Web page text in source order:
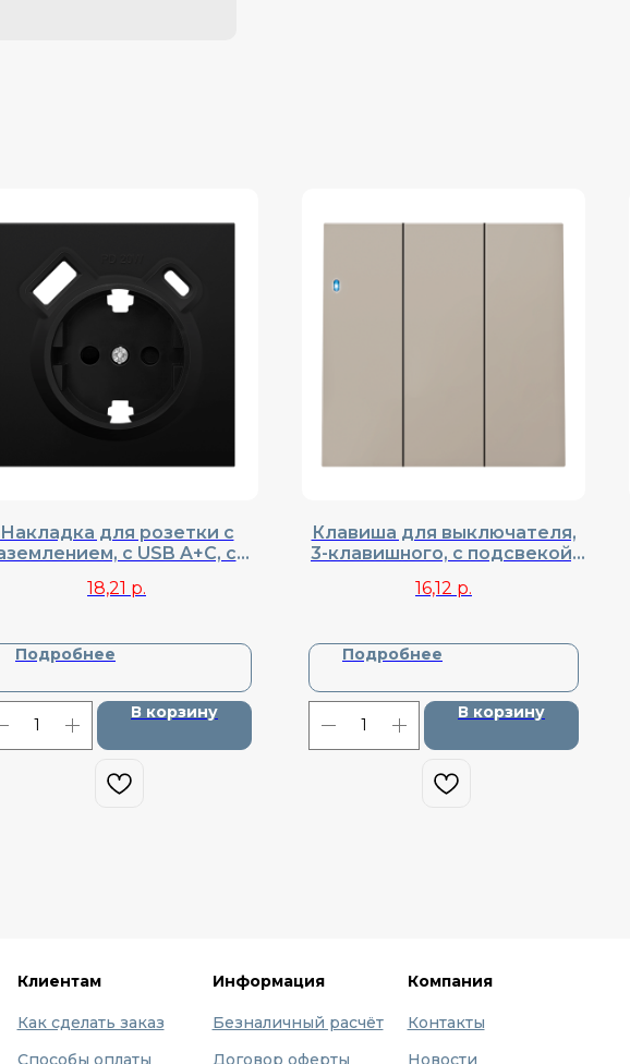
Накладка для розетки с
с USB A+C, со
DA22230
18,21 р.
Подробнее
В корзину
Клавиша для выключателя,
3-клавишного, с подсвекой,
16,12 р.
Подробнее
В корзину
Клиентам
Как сделать заказ
Способы оплаты
Информация
Безналичный расчёт
Договор оферты
Компания
Контакты
Новости